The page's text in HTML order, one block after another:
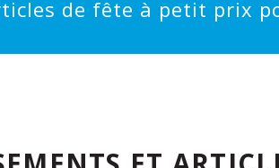
de fête à petit prix